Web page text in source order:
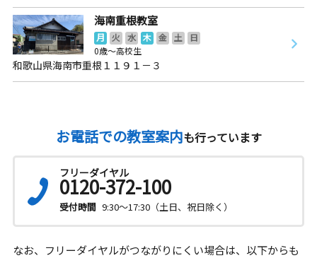
海南重根教室
月 火 水 木 金 土
日
0歳～高校生
和歌山県海南市重根１１９１－３
お電話での教室案内も行っています
フリーダイヤル
0120-372-100
受付時間 9:30～17:30（土日、祝日除く）
なお、フリーダイヤルがつながりにくい場合は、以下からも